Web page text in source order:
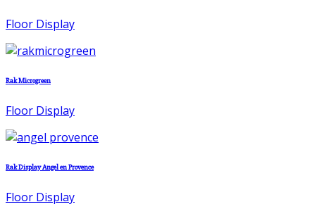
Floor Display
Rak Microgreen
Floor Display
Rak Display Angel en Provence
Floor Display